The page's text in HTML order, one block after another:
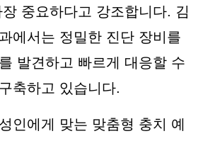
중요하다고 강조합니다. 김
에서는 정밀한 진단 장비를
발견하고 빠르게 대응할 수
축하고 있습니다.
인에게 맞는 맞춤형 충치 예